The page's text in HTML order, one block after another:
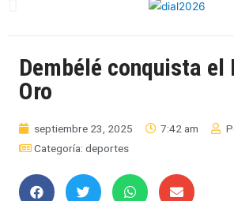
Dembélé conquista el
Oro
septiembre 23, 2025 7:42 am
Categoría: deportes